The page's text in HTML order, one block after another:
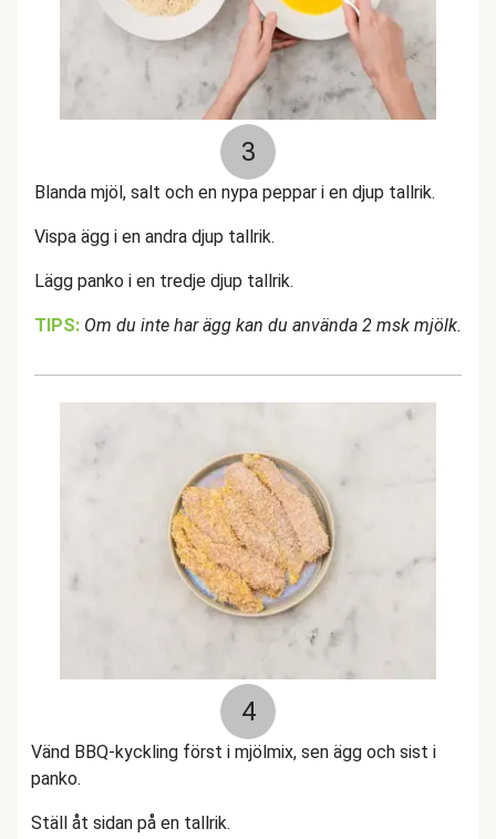
3
Blanda mjöl, salt och en nypa peppar i en djup tallrik.
Vispa ägg i en andra djup tallrik.
Lägg panko i en tredje djup tallrik.
TIPS: Om du inte har ägg kan du använda 2 msk mjölk.
4
Vänd BBQ-kyckling först i mjölmix, sen ägg och sist i
panko.
Ställ åt sidan på en tallrik.